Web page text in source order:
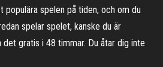
populära spelen på tiden, och om du
spelar spelet, kanske du är
gratis i 48 timmar. Du åtar dig inte